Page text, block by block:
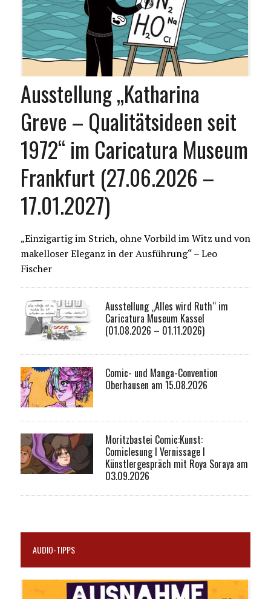
Ausstellung „Katharina
Greve – Qualitätsideen seit
1972“ im Caricatura Museum
Frankfurt (27.06.2026 –
17.01.2027)
„Einzigartig im Strich, ohne Vorbild im Witz und von
makelloser Eleganz in der Ausführung“ – Leo
Fischer
Ausstellung „Alles wird Ruth“ im
Caricatura Museum Kassel
(01.08.2026 – 01.11.2026)
Comic- und Manga-Convention
Oberhausen am 15.08.2026
Moritzbastei Comic:Kunst:
Comiclesung I Vernissage I
Künstlergespräch mit Roya Soraya am
03.09.2026
AUDIO-TIPPS